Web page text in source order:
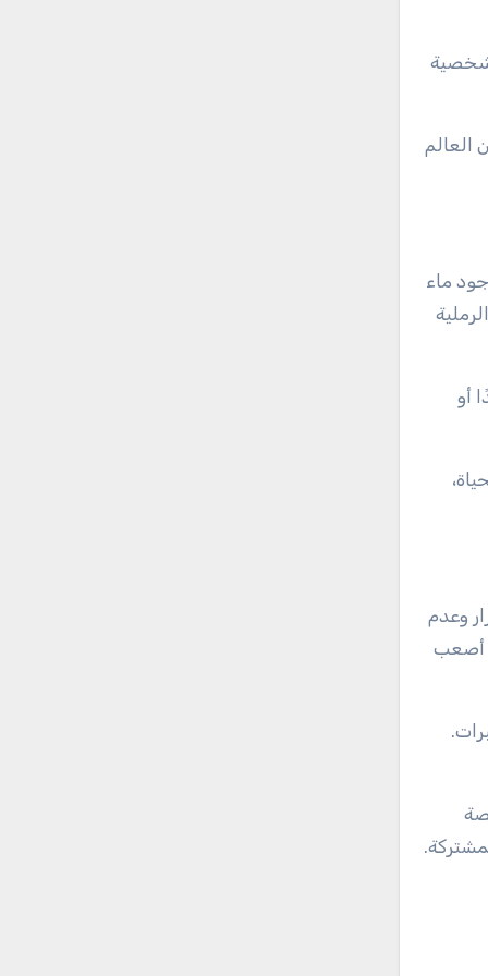
شخصية
العالم
ماء
أو
وعدم
أصعب